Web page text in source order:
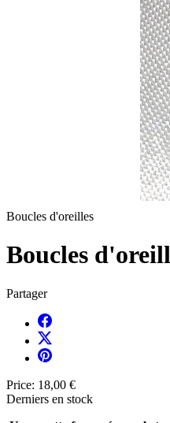
Boucles d'oreilles
Boucles
Partager
Price: 18,00 €
Derniers en stock